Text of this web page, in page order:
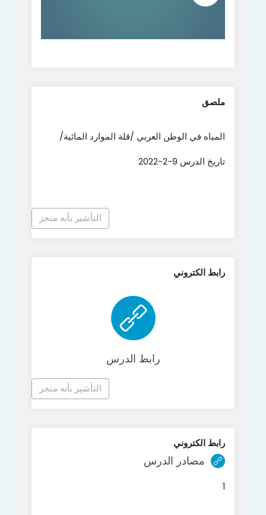
ملصق
المياه في الوطن العربي /قلة الموارد المائية/
تاريخ الدرس 9-2-2022
التأشير بأنه منجز
رابط الكتروني
رابط الدرس
رابط الكتروني
التأشير بأنه منجز
رابط الكتروني
مصادر الدرس
1